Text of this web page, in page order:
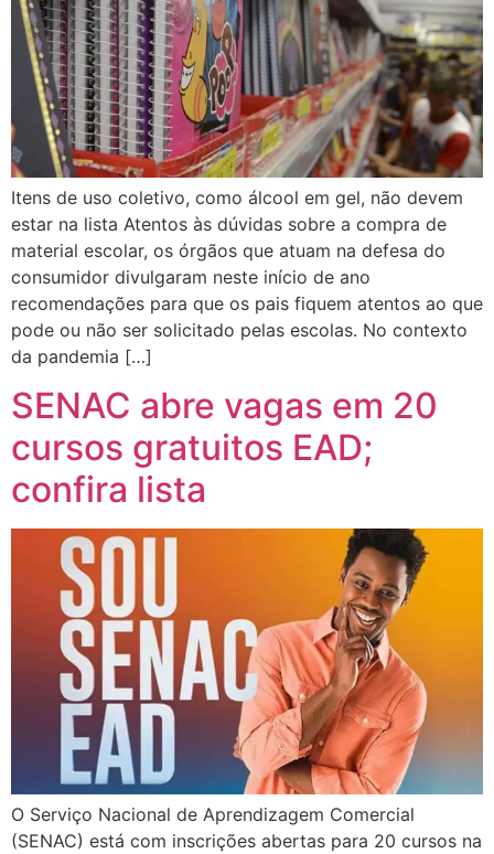
Itens de uso coletivo, como álcool em gel, não devem
estar na lista Atentos às dúvidas sobre a compra de
material escolar, os órgãos que atuam na defesa do
consumidor divulgaram neste início de ano
recomendações para que os pais fiquem atentos ao que
pode ou não ser solicitado pelas escolas. No contexto
da pandemia […]
SENAC abre vagas em 20
cursos gratuitos EAD;
confira lista
O Serviço Nacional de Aprendizagem Comercial
(SENAC) está com inscrições abertas para 20 cursos na